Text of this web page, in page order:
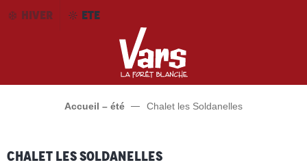
AllerHIVER ETE
Accueil – été Chalet les Soldanelles
Chalet les Soldanelles